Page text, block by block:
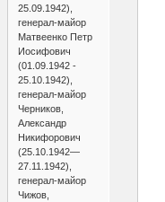
25.09.1942),
генерал-майор
Матвеенко Петр
Иосифович
(01.09.1942 -
25.10.1942),
генерал-майор
Черников,
Александр
Никифорович
(25.10.1942—
27.11.1942),
генерал-майор
Чижов,